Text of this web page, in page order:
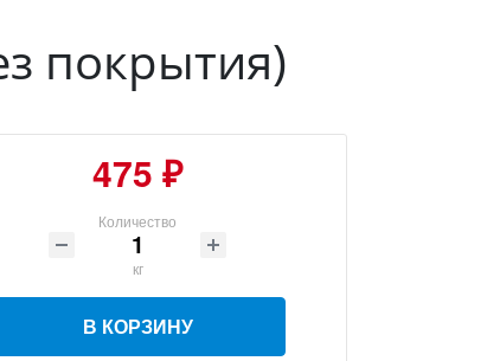
покрытия)
475 ₽
Количество
кг
В КОРЗИНУ